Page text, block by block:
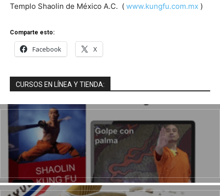
Templo Shaolin de México A.C. ( www.kungfu.com.mx )
Comparte esto:
Facebook X
CURSOS EN LÍNEA Y TIENDA: